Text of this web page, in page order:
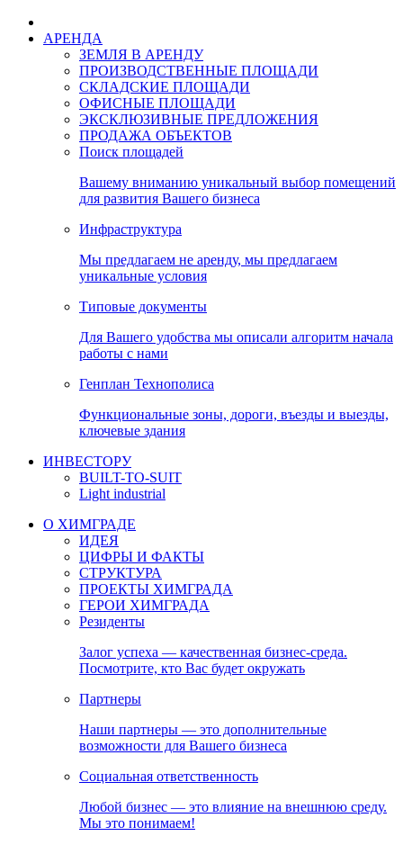
АРЕНДА
ЗЕМЛЯ В АРЕНДУ
ПРОИЗВОДСТВЕННЫЕ ПЛОЩАДИ
СКЛАДСКИЕ ПЛОЩАДИ
ОФИСНЫЕ ПЛОЩАДИ
ЭКСКЛЮЗИВНЫЕ ПРЕДЛОЖЕНИЯ
ПРОДАЖА ОБЪЕКТОВ
Поиск площадей
Вашему вниманию уникальный выбор помещений
для развития Вашего бизнеса
Инфраструктура
Мы предлагаем не аренду, мы предлагаем
уникальные условия
Типовые документы
Для Вашего удобства мы описали алгоритм начала
работы с нами
Генплан Технополиса
Функциональные зоны, дороги, въезды и выезды,
ключевые здания
ИНВЕСТОРУ
BUILT-TO-SUIT
Light industrial
О ХИМГРАДЕ
ИДЕЯ
ЦИФРЫ И ФАКТЫ
СТРУКТУРА
ПРОЕКТЫ ХИМГРАДА
ГЕРОИ ХИМГРАДА
Резиденты
Залог успеха — качественная бизнес-среда.
Посмотрите, кто Вас будет окружать
Партнеры
Наши партнеры — это дополнительные
возможности для Вашего бизнеса
Социальная ответственность
Любой бизнес — это влияние на внешнюю среду.
Мы это понимаем!